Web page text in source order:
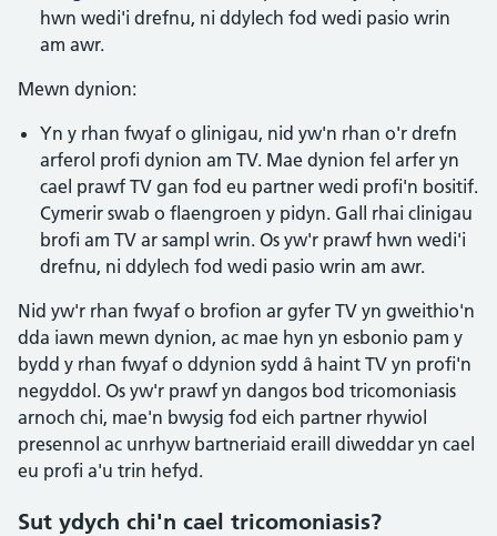
hwn wedi'i drefnu, ni ddylech fod wedi pasio wrin
am awr.
Mewn dynion:
Yn y rhan fwyaf o glinigau, nid yw'n rhan o'r drefn
arferol profi dynion am TV. Mae dynion fel arfer yn
cael prawf TV gan fod eu partner wedi profi'n bositif.
Cymerir swab o flaengroen y pidyn. Gall rhai clinigau
brofi am TV ar sampl wrin. Os yw'r prawf hwn wedi'i
drefnu, ni ddylech fod wedi pasio wrin am awr.
Nid yw'r rhan fwyaf o brofion ar gyfer TV yn gweithio'n
dda iawn mewn dynion, ac mae hyn yn esbonio pam y
bydd y rhan fwyaf o ddynion sydd â haint TV yn profi'n
negyddol. Os yw'r prawf yn dangos bod tricomoniasis
arnoch chi, mae'n bwysig fod eich partner rhywiol
presennol ac unrhyw bartneriaid eraill diweddar yn cael
eu profi a'u trin hefyd.
Sut ydych chi'n cael tricomoniasis?